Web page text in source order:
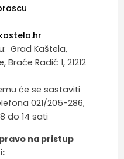
Grad Kaštela,
Radić 1, 21212
će se sastaviti
021/205-286,
do 14 sati
na pristup